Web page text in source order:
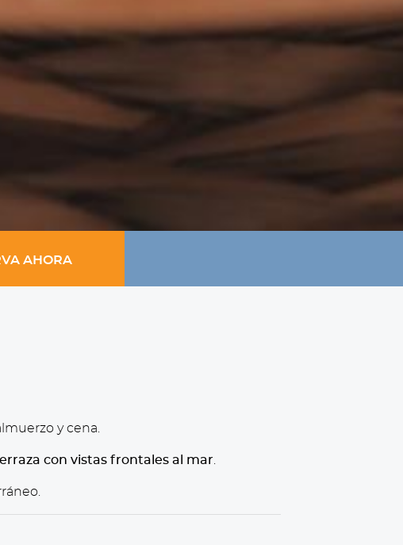
AHORA
y cena.
con vistas frontales al mar